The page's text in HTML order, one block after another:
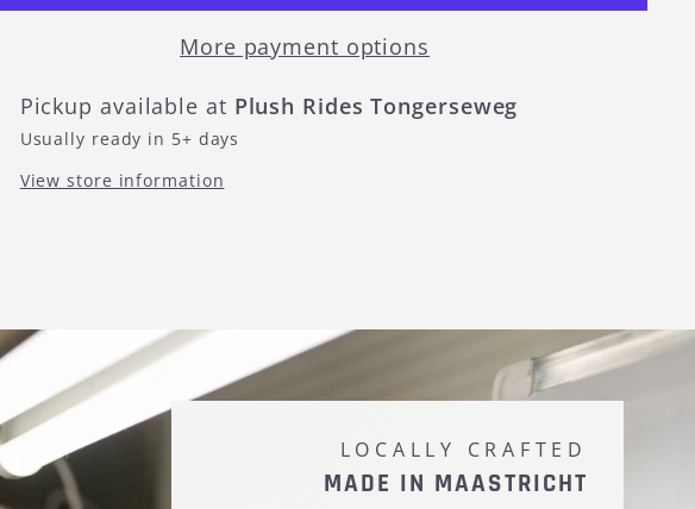
More payment options
Pickup available at Plush Rides Tongerseweg
Usually ready in 5+ days
View store information
LOCALLY CRAFTED
MADE IN MAASTRICHT